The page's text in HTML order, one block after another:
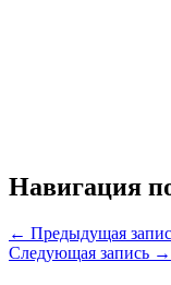
Навигация
← Предыдущая
Следующая запись →